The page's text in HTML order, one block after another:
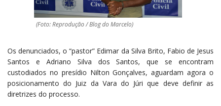
(Foto: Reprodução / Blog do Marcelo)
Os denunciados, o “pastor” Edimar da Silva Brito, Fabio de Jesus
Santos e Adriano Silva dos Santos, que se encontram
custodiados no presídio Nilton Gonçalves, aguardam agora o
posicionamento do Juiz da Vara do Júri que deve definir as
diretrizes do processo.